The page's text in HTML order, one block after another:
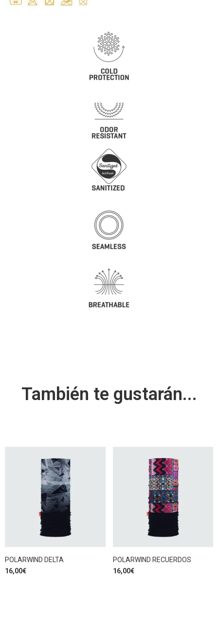
También te gustarán...
POLARWIND DELTA
16,00€
POLARWIND RECUERDOS
16,00€